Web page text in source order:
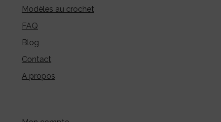
Modèles au crochet
FAQ
Blog
Contact
A propos